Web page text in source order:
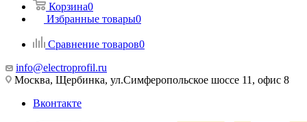
Корзина0
Избранные товары0
Сравнение товаров0
info@electroprofil.ru
Москва, Щербинка, ул.Симферопольское шоссе 11, офис 8
Вконтакте